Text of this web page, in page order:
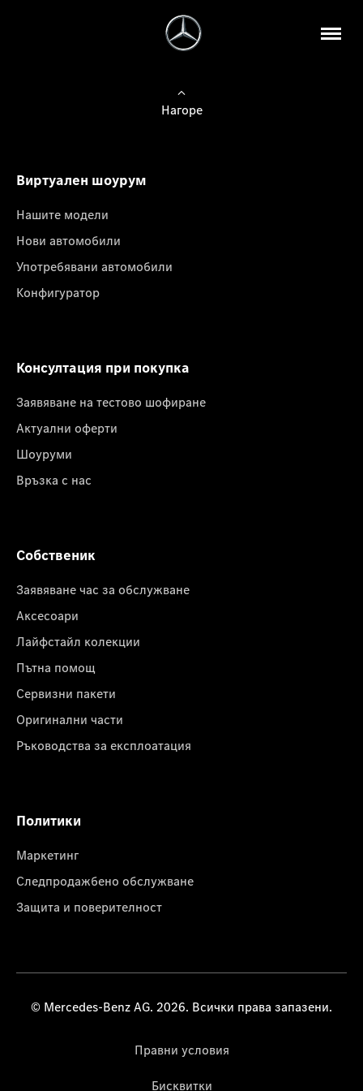
Нагоре
Виртуален шоурум
Нашите модели
Нови автомобили
Употребявани автомобили
Конфигуратор
Консултация при покупка
Заявяване на тестово шофиране
Актуални оферти
Шоуруми
Връзка с нас
Собственик
Заявяване час за обслужване
Аксесоари
Лайфстайл колекции
Пътна помощ
Сервизни пакети
Оригинални части
Ръководства за експлоатация
Политики
Маркетинг
Следпродажбено обслужване
Защита и поверителност
© Mercedes-Benz AG. 2026. Всички права запазени.
Правни условия
Бисквитки